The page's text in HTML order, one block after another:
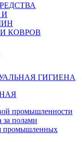
И
КОВРОВ
ГИГИЕНА
промышленности
за полами
промышленных